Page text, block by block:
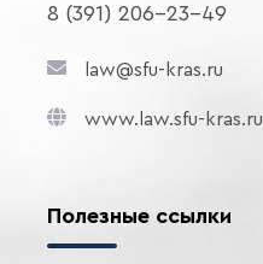
8 (391) 206-23-49
law@sfu-kras.ru
www.law.sfu-kras.ru
Полезные ссылки